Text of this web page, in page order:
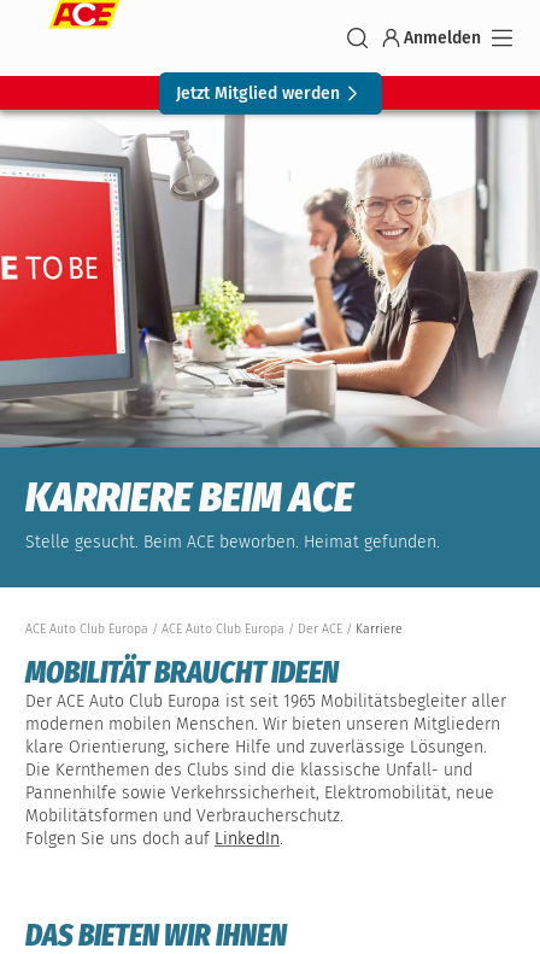
Anmelden
Jetzt Mitglied werden
KARRIERE BEIM ACE
Stelle gesucht. Beim ACE beworben. Heimat gefunden.
ACE Auto Club Europa ACE Auto Club Europa Der ACE Karriere
MOBILITÄT BRAUCHT IDEEN
Der ACE Auto Club Europa ist seit 1965 Mobilitätsbegleiter aller
modernen mobilen Menschen. Wir bieten unseren Mitgliedern
klare Orientierung, sichere Hilfe und zuverlässige Lösungen.
Die Kernthemen des Clubs sind die klassische Unfall- und
Pannenhilfe sowie Verkehrssicherheit, Elektromobilität, neue
Mobilitätsformen und Verbraucherschutz.
Folgen Sie uns doch auf LinkedIn.
DAS BIETEN WIR IHNEN